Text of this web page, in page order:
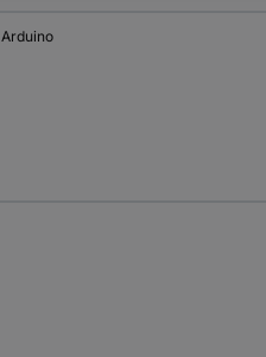
Arduino